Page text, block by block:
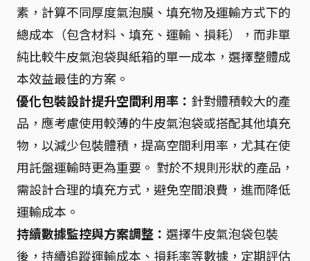
素，計算不同厚度氣泡膜、填充物及運輸方式下的
總成本（包含材料、填充、運輸、損耗），而非單
純比較牛皮氣泡袋與紙箱的單一成本，選擇整體成
本效益最佳的方案。
優化包裝設計提升空間利用率： 針對體積較大的產
品，應考慮使用較薄的牛皮氣泡袋或搭配其他填充
物，以減少包裝體積，提高空間利用率，尤其在使
用託盤運輸時更為重要。 對於不規則形狀的產品，
需設計合理的填充方式，避免空間浪費，進而降低
運輸成本。
持續數據監控與方案調整： 選擇牛皮氣泡袋包裝
後，持續追蹤運輸成本、損耗率等數據，定期評估